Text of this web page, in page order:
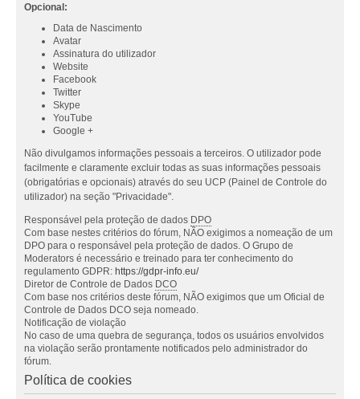
Opcional:
Data de Nascimento
Avatar
Assinatura do utilizador
Website
Facebook
Twitter
Skype
YouTube
Google +
Não divulgamos informações pessoais a terceiros. O utilizador pode
facilmente e claramente excluir todas as suas informações pessoais
(obrigatórias e opcionais) através do seu UCP (Painel de Controle do
utilizador) na seção "Privacidade".
Responsável pela proteção de dados DPO
Com base nestes critérios do fórum, NÃO exigimos a nomeação de um
DPO para o responsável pela proteção de dados. O Grupo de
Moderators é necessário e treinado para ter conhecimento do
regulamento GDPR: https://gdpr-info.eu/
Diretor de Controle de Dados DCO
Com base nos critérios deste fórum, NÃO exigimos que um Oficial de
Controle de Dados DCO seja nomeado.
Notificação de violação
No caso de uma quebra de segurança, todos os usuários envolvidos
na violação serão prontamente notificados pelo administrador do
fórum.
Política de cookies